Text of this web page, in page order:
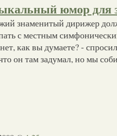
юмор для
знаменитый дирижер
с местным
как вы думаете? -
он там задумал, но мы